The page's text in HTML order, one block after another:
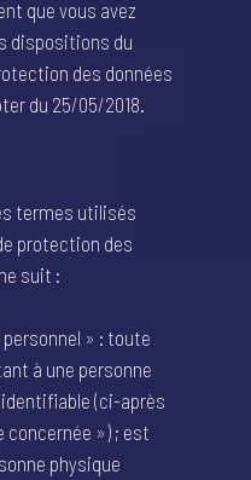
que vous avez
dispositions du
des données
du 25/05/2018.
termes utilisés
protection des
suit :
» : toute
à une personne
(ci-après
concernée ») ; est
physique